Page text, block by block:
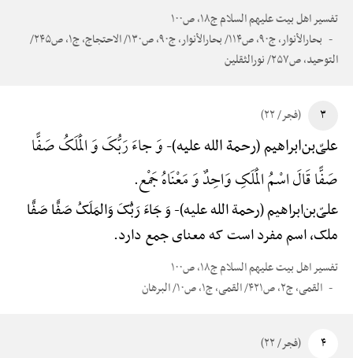
تفسیر اهل بیت علیهم السلام ج۱۸، ص۱۰۰
بحارالأنوار، ج۹۰، ص۱۱۴/ بحارالأنوار، ج۹۰، ص۱۳۰/ الاحتجاج، ج۱، ص۲۴۵/
التوحید، ص۲۵۷/ نورالثقلین
۳ (فجر/ ۲۲)
علیّ‌بن‌ابراهیم (رحمة الله علیه)-وَ جاءَ رَبُّکَ وَ الْمَلَکُ صَفًّا
صَفًّا قَالَ اسْمُ الْمَلَکِ وَاحِدٌ وَ مَعْنَاهُ جَمْع.
علیّ‌بن‌ابراهیم (رحمة الله علیه)-وَ جَاءَ رَبُّکَ وَالمَلَکُ صَفًّا صَفًّا
ملک، اسم مفرد است که معنای جمع دارد.
تفسیر اهل بیت علیهم السلام ج۱۸، ص۱۰۰
القمی، ج۲، ص۴۲۱/ القمی، ج۱، ص۱۰/ البرهان
۴ (فجر/ ۲۲)